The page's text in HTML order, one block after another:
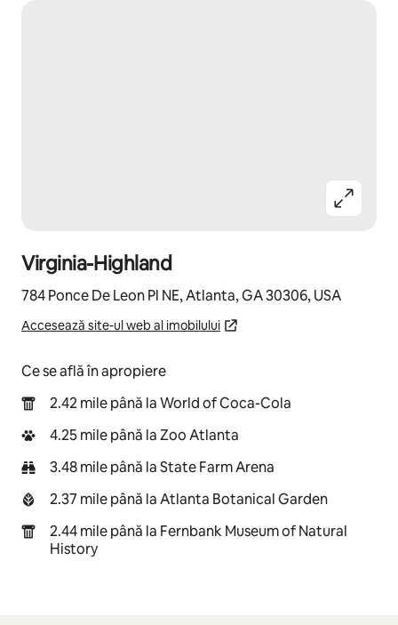
Virginia-Highland
784 Ponce De Leon Pl NE, Atlanta, GA 30306, USA
Accesează site-ul web al imobilului
Ce se află în apropiere
2.42 mile până la World of Coca-Cola
4.25 mile până la Zoo Atlanta
3.48 mile până la State Farm Arena
2.37 mile până la Atlanta Botanical Garden
2.44 mile până la Fernbank Museum of Natural
History